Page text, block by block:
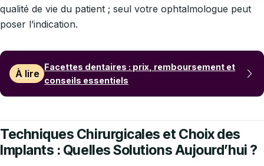
qualité de vie du patient ; seul votre ophtalmologue peut
poser l’indication.
À lire
Facettes dentaires : prix, remboursement et
conseils essentiels
Techniques Chirurgicales et Choix des
Implants : Quelles Solutions Aujourd’hui ?